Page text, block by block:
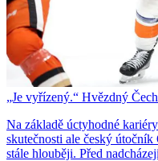
„Je vyřízený.“ Hvězdný
Na základě úctyhodné
skutečnosti ale český
stále hlouběji. Před